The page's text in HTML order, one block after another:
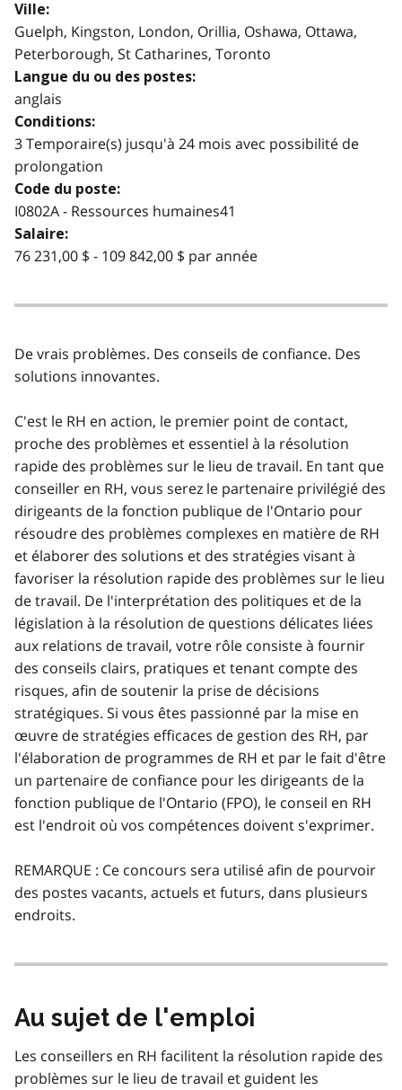
Ville:
Guelph, Kingston, London, Orillia, Oshawa, Ottawa,
Peterborough, St Catharines, Toronto
Langue du ou des postes:
anglais
Conditions:
3 Temporaire(s) jusqu'à 24 mois avec possibilité de
prolongation
Code du poste:
I0802A - Ressources humaines41
Salaire:
76 231,00 $ - 109 842,00 $ par année
De vrais problèmes. Des conseils de confiance. Des
solutions innovantes.
C'est le RH en action, le premier point de contact,
proche des problèmes et essentiel à la résolution
rapide des problèmes sur le lieu de travail. En tant que
conseiller en RH, vous serez le partenaire privilégié des
dirigeants de la fonction publique de l'Ontario pour
résoudre des problèmes complexes en matière de RH
et élaborer des solutions et des stratégies visant à
favoriser la résolution rapide des problèmes sur le lieu
de travail. De l'interprétation des politiques et de la
législation à la résolution de questions délicates liées
aux relations de travail, votre rôle consiste à fournir
des conseils clairs, pratiques et tenant compte des
risques, afin de soutenir la prise de décisions
stratégiques. Si vous êtes passionné par la mise en
œuvre de stratégies efficaces de gestion des RH, par
l'élaboration de programmes de RH et par le fait d'être
un partenaire de confiance pour les dirigeants de la
fonction publique de l'Ontario (FPO), le conseil en RH
est l'endroit où vos compétences doivent s'exprimer.
REMARQUE : Ce concours sera utilisé afin de pourvoir
des postes vacants, actuels et futurs, dans plusieurs
endroits.
Au sujet de l'emploi
Les conseillers en RH facilitent la résolution rapide des
problèmes sur le lieu de travail et guident les